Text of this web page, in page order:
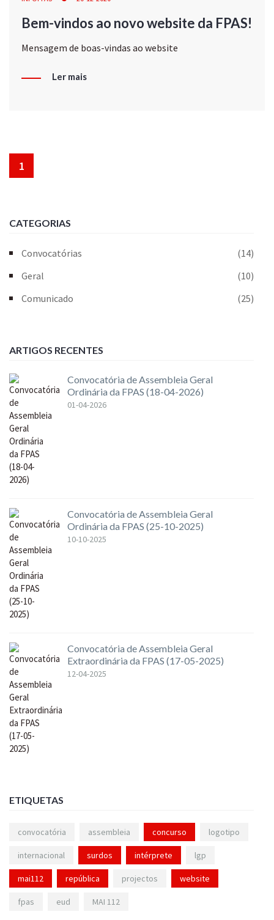
Bem-vindos ao novo website da FPAS!
Mensagem de boas-vindas ao website
Ler mais
1
CATEGORIAS
Convocatórias
(14)
Geral
(10)
Comunicado
(25)
ARTIGOS RECENTES
Convocatória de Assembleia Geral
Ordinária da FPAS (18-04-2026)
01-04-2026
Convocatória de Assembleia Geral
Ordinária da FPAS (25-10-2025)
10-10-2025
Convocatória de Assembleia Geral
Extraordinária da FPAS (17-05-2025)
12-04-2025
ETIQUETAS
convocatória assembleia concurso logotipo
internacional surdos intérprete lgp
mai112 república projectos website
fpas eud MAI 112